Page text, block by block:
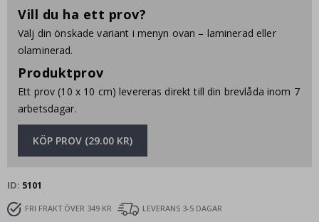
Vill du ha ett prov?
Välj din önskade variant i menyn ovan – laminerad eller
olaminerad.
Produktprov
Ett prov (10 x 10 cm) levereras direkt till din brevlåda inom 7
arbetsdagar.
KÖP PROV (29.00 KR)
ID 5101
FRI FRAKT ÖVER 349 KR
LEVERANS 3-5 DAGAR